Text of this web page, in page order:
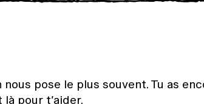
nous pose le plus souvent. Tu as
pour t’aider.